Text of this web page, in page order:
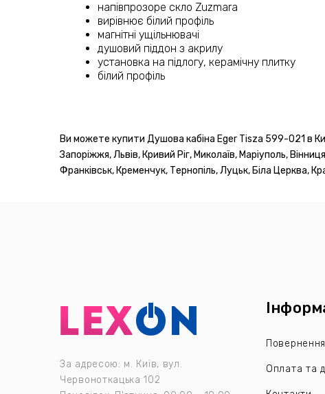
напівпрозоре скло Zuzmara
вирівнює білий профіль
магнітні ущільнювачі
душовий піддон з акрилу
установка на підлогу, керамічну плитку
білий профіль
Ви можете купити Душова кабіна Eger Tisza 599-021 в
Запоріжжя, Львів, Кривий Ріг, Миколаїв, Маріуполь,
Франківськ, Кременчук, Тернопіль, Луцьк, Біла Церква,
За адресою: м. Київ, вул.
Червоноткацька 102
Оплата та